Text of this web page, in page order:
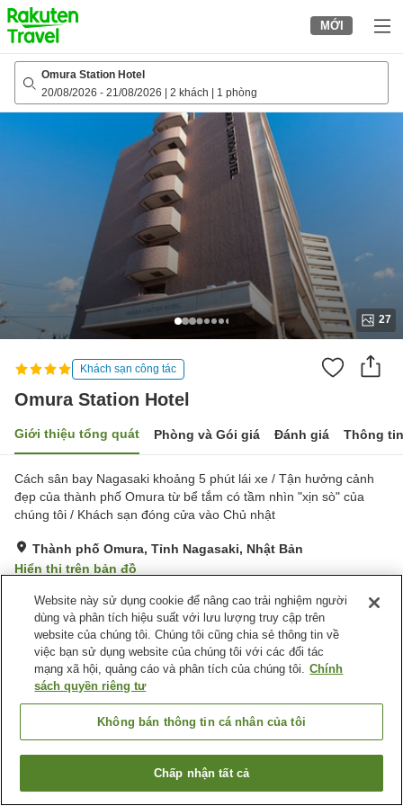
to
top
page
MỚI
Omura Station Hotel
20/08/2026 - 21/08/2026 2 khách 1 phòng
27
Khách sạn công tác
Omura Station Hotel
Giới thiệu tổng quát Phòng và Gói giá Đánh giá Thông
Cách sân bay Nagasaki khoảng 5 phút lái xe / Tận hưởng cảnh
đẹp của thành phố Omura từ bể tắm có tầm nhìn "xịn sò" của
chúng tôi / Khách sạn đóng cửa vào Chủ nhật
Thành phố Omura, Tỉnh Nagasaki, Nhật Bản
Hiển thị trên bản đồ
Rất tốt Đánh giá:232 lượt
Tiện nghi chỗ nghỉ
Bãi đỗ xe
Máy bán hàng tự động
Lò vi sóng (dùng chung)
Trang chủ Nhật Bản Tỉnh Nagasaki
Thành phố Omura
Omura Station Hotel
Tìm phòng trống
Website này sử dụng cookie để nâng cao trải nghiệm người
dùng và phân tích hiệu suất với lưu lượng truy cập trên
website của chúng tôi. Chúng tôi cũng chia sẻ thông tin về
việc bạn sử dụng website của chúng tôi với các đối tác
mạng xã hội, quảng cáo và phân tích của chúng tôi. Chính
sách quyền riêng tư
Không bán thông tin cá nhân của tôi
Chấp nhận tất cả